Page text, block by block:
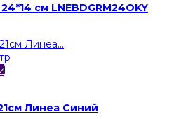
см LNEBDGRM24OKY
Линеа Синий